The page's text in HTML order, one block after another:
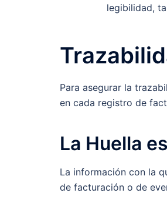
legibilidad,
Para asegurar la
en cada registro de
La Huella
La información con la
de facturación o de